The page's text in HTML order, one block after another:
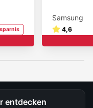
Samsung
4,6
entdecken